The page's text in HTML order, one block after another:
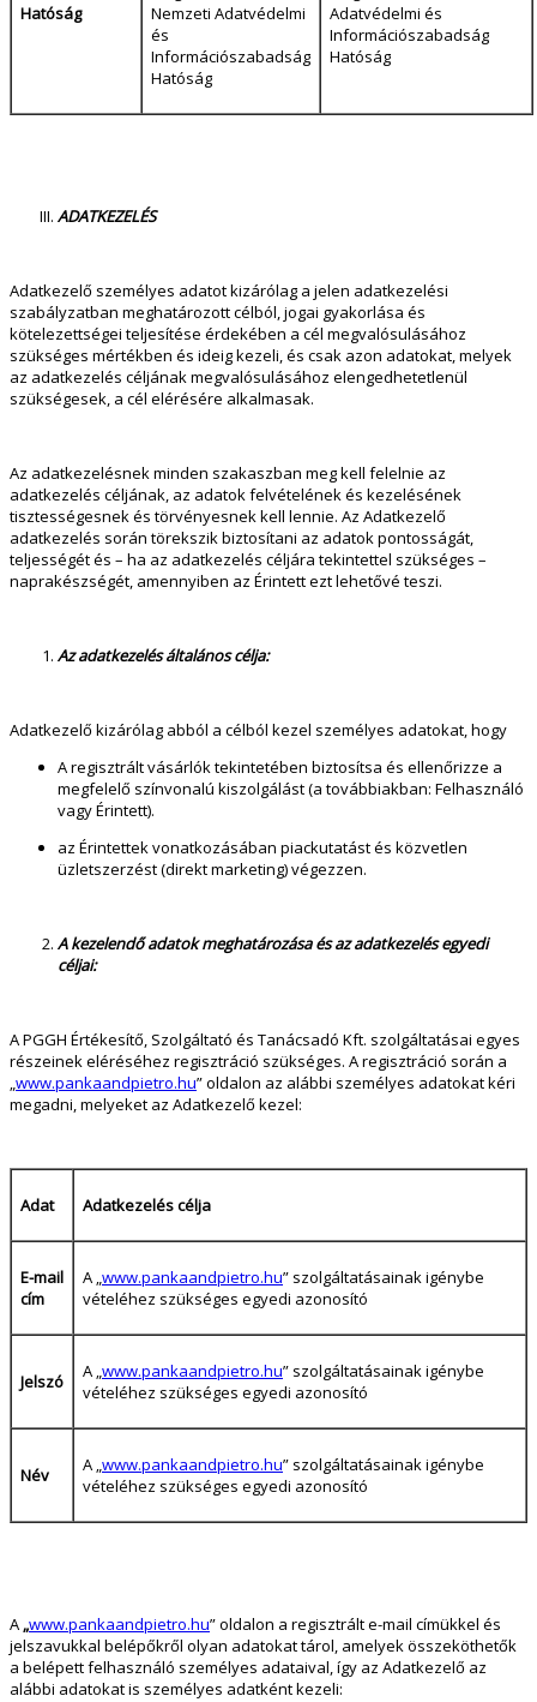
Hatóság
Nemzeti Adatvédelmi
és
Információszabadság
Hatóság
Adatvédelmi és
Információszabadság
Hatóság
ADATKEZELÉS
Adatkezelő személyes adatot kizárólag a jelen adatkezelési
szabályzatban meghatározott célból, jogai gyakorlása és
kötelezettségei teljesítése érdekében a cél megvalósulásához
szükséges mértékben és ideig kezeli, és csak azon adatokat, melyek
az adatkezelés céljának megvalósulásához elengedhetetlenül
szükségesek, a cél elérésére alkalmasak.
Az adatkezelésnek minden szakaszban meg kell felelnie az
adatkezelés céljának, az adatok felvételének és kezelésének
tisztességesnek és törvényesnek kell lennie. Az Adatkezelő
adatkezelés során törekszik biztosítani az adatok pontosságát,
teljességét és – ha az adatkezelés céljára tekintettel szükséges –
naprakészségét, amennyiben az Érintett ezt lehetővé teszi.
Az adatkezelés általános célja:
Adatkezelő kizárólag abból a célból kezel személyes adatokat, hogy
A regisztrált vásárlók tekintetében biztosítsa és ellenőrizze a
megfelelő színvonalú kiszolgálást (a továbbiakban: Felhasználó
vagy Érintett).
az Érintettek vonatkozásában piackutatást és közvetlen
üzletszerzést (direkt marketing) végezzen.
A kezelendő adatok meghatározása és az adatkezelés egyedi
céljai:
A PGGH Értékesítő, Szolgáltató és Tanácsadó Kft. szolgáltatásai egyes
részeinek eléréséhez regisztráció szükséges. A regisztráció során a
„www.pankaandpietro.hu” oldalon az alábbi személyes adatokat kéri
megadni, melyeket az Adatkezelő kezel:
Adat Adatkezelés célja
E-mail
cím
A „www.pankaandpietro.hu” szolgáltatásainak igénybe
vételéhez szükséges egyedi azonosító
Jelszó A „www.pankaandpietro.hu” szolgáltatásainak igénybe
vételéhez szükséges egyedi azonosító
Név A „www.pankaandpietro.hu” szolgáltatásainak igénybe
vételéhez szükséges egyedi azonosító
A „www.pankaandpietro.hu” oldalon a regisztrált e-mail címükkel és
jelszavukkal belépőkről olyan adatokat tárol, amelyek összeköthetők
a belépett felhasználó személyes adataival, így az Adatkezelő az
alábbi adatokat is személyes adatként kezeli: